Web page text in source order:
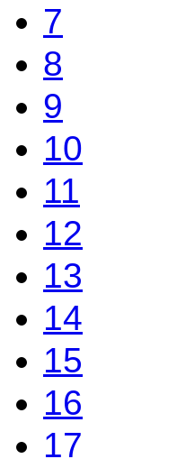
7
8
9
10
11
12
13
14
15
16
17